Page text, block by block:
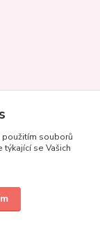
použitím souborů
se Vašich